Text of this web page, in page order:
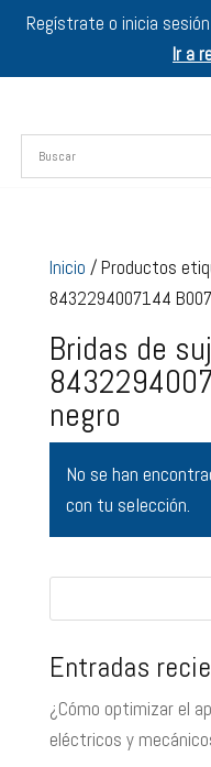
Regístrate o inicia
Ir a
Inicio / Productos
8432294007144
Bridas de
negro
No se han
con tu selección.
Entradas
¿Cómo optimizar el
eléctricos y